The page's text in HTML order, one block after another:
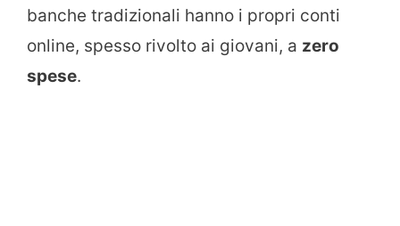
banche tradizionali hanno i propri conti
online, spesso rivolto ai giovani, a zero
spese.